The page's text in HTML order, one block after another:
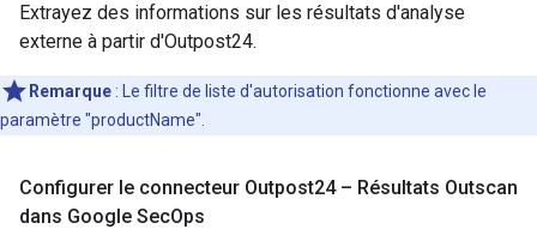
Extrayez des informations sur les résultats d'analyse
externe à partir d'Outpost24.
Remarque : Le filtre de liste d'autorisation fonctionne avec le
paramètre "productName".
Configurer le connecteur Outpost24 – Résultats Outscan
dans Google SecOps